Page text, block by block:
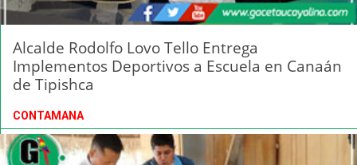
Alcalde Rodolfo Lovo Tello Entrega
Implementos Deportivos a Escuela en Canaán
de Tipishca
CONTAMANA